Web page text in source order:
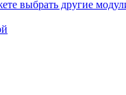
выбрать другие